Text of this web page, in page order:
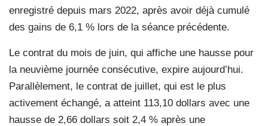
enregistré depuis mars 2022, après avoir déjà cumulé
des gains de 6,1 % lors de la séance précédente.
Le contrat du mois de juin, qui affiche une hausse pour
la neuvième journée consécutive, expire aujourd’hui.
Parallèlement, le contrat de juillet, qui est le plus
activement échangé, a atteint 113,10 dollars avec une
hausse de 2,66 dollars soit 2,4 % après une